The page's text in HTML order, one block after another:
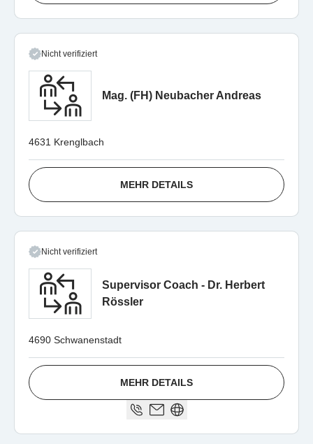
Nicht verifiziert
Mag. (FH) Neubacher Andreas
4631 Krenglbach
MEHR DETAILS
Nicht verifiziert
Supervisor Coach - Dr. Herbert
Rössler
4690 Schwanenstadt
MEHR DETAILS